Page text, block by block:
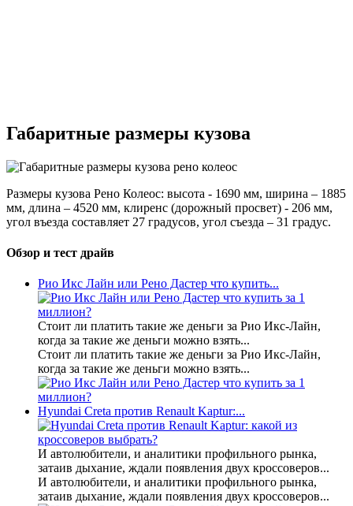
Габаритные размеры кузова
Размеры кузова Рено Колеос: высота - 1690 мм, ширина – 1885
мм, длина – 4520 мм, клиренс (дорожный просвет) - 206 мм,
угол въезда составляет 27 градусов, угол съезда – 31 градус.
Обзор и тест драйв
Рио Икс Лайн или Рено Дастер что купить...
Стоит ли платить такие же деньги за Рио Икс-Лайн,
когда за такие же деньги можно взять...
Стоит ли платить такие же деньги за Рио Икс-Лайн,
когда за такие же деньги можно взять...
Hyundai Creta против Renault Kaptur:...
И автолюбители, и аналитики профильного рынка,
затаив дыхание, ждали появления двух кроссоверов...
И автолюбители, и аналитики профильного рынка,
затаив дыхание, ждали появления двух кроссоверов...